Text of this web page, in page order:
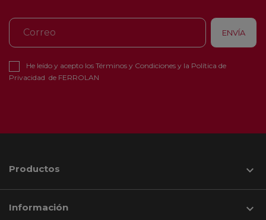
He leído y acepto los Términos y Condiciones y la Política de
Privacidad de FERROLAN
Productos 
Información 